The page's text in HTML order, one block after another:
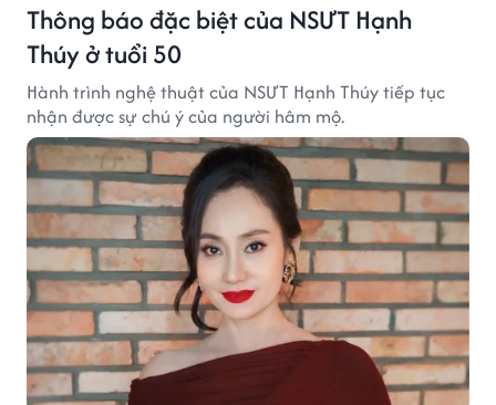
Thông báo đặc biệt của NSƯT Hạnh
Thúy ở tuổi 50
Hành trình nghệ thuật của NSƯT Hạnh Thúy tiếp tục
nhận được sự chú ý của người hâm mộ.